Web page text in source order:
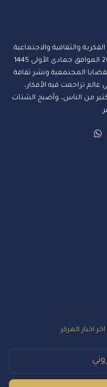
والثقافية والاجتماعية
المعاصرة. تأسس في كانون الأول/ديسمبر 2023 الموافق جمادى الأولى 1445
المجتمعية ونشر ثقافة
تزاحمت فيه الأفكار،
من الناس، وأصبح الشتات
‫TikTok
اخبار المركز